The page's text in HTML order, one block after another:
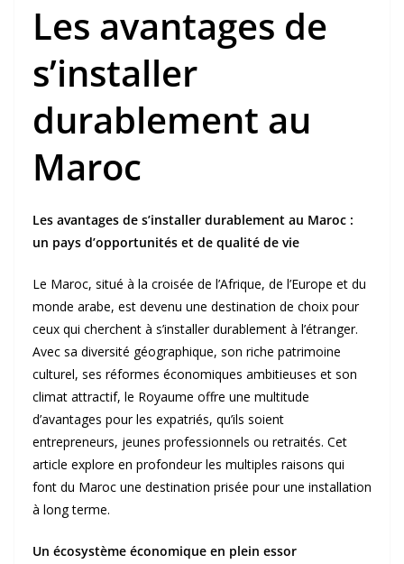
Les avantages de
s’installer
durablement au
Maroc
Les avantages de s’installer durablement au Maroc :
un pays d’opportunités et de qualité de vie
Le Maroc, situé à la croisée de l’Afrique, de l’Europe et du
monde arabe, est devenu une destination de choix pour
ceux qui cherchent à s’installer durablement à l’étranger.
Avec sa diversité géographique, son riche patrimoine
culturel, ses réformes économiques ambitieuses et son
climat attractif, le Royaume offre une multitude
d’avantages pour les expatriés, qu’ils soient
entrepreneurs, jeunes professionnels ou retraités. Cet
article explore en profondeur les multiples raisons qui
font du Maroc une destination prisée pour une installation
à long terme.
Un écosystème économique en plein essor